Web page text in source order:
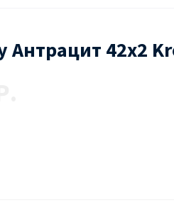
Антрацит 42х2